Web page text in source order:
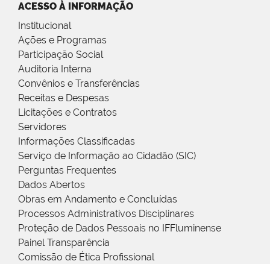
ACESSO À INFORMAÇÃO
Institucional
Ações e Programas
Participação Social
Auditoria Interna
Convênios e Transferências
Receitas e Despesas
Licitações e Contratos
Servidores
Informações Classificadas
Serviço de Informação ao Cidadão (SIC)
Perguntas Frequentes
Dados Abertos
Obras em Andamento e Concluídas
Processos Administrativos Disciplinares
Proteção de Dados Pessoais no IFFluminense
Painel Transparência
Comissão de Ética Profissional